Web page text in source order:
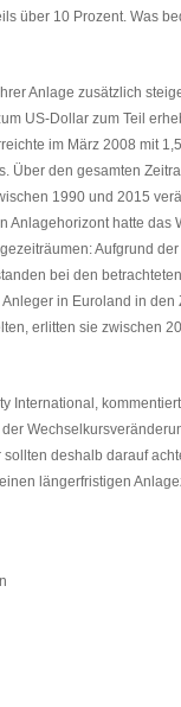
über 10 Prozent. Was
Anlage zusätzlich
US-Dollar zum Teil
im März 2008 mit
Über den gesamten
1990 und 2015
Anlagehorizont hatte das
Aufgrund
bei den
in Euroland in
erlitten sie zwischen
International,
deshalb darauf
längerfristigen